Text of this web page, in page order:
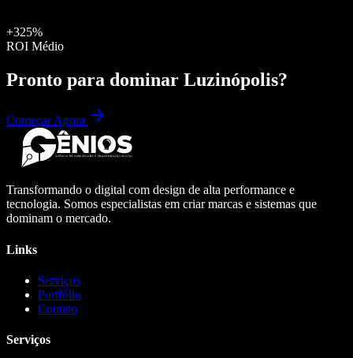
+325%
ROI Médio
Pronto para dominar Luzinópolis?
Começar Agora
Transformando o digital com design de alta performance e
tecnologia. Somos especialistas em criar marcas e sistemas que
dominam o mercado.
Links
Serviços
Portfólio
Contato
Serviços